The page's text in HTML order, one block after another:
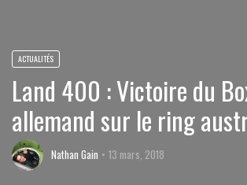
ACTUALITÉS
Land 400 : Victoire du
allemand sur le ring
Nathan Gain 13 mars, 2018